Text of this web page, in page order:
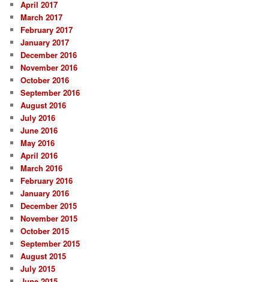
April 2017
March 2017
February 2017
January 2017
December 2016
November 2016
October 2016
September 2016
August 2016
July 2016
June 2016
May 2016
April 2016
March 2016
February 2016
January 2016
December 2015
November 2015
October 2015
September 2015
August 2015
July 2015